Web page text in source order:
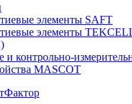
элементы SAFT
элементы
и контрольно-
MASCOT